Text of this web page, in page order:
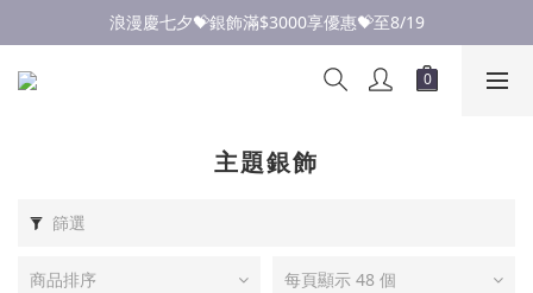
點此加入LINE✅好友領取首購優惠券
浪漫慶七夕💝銀飾滿$3000享優惠💝至8/19
點此加入LINE✅好友領取首購優惠券
主題銀飾
篩選
商品排序 每頁顯示 48 個